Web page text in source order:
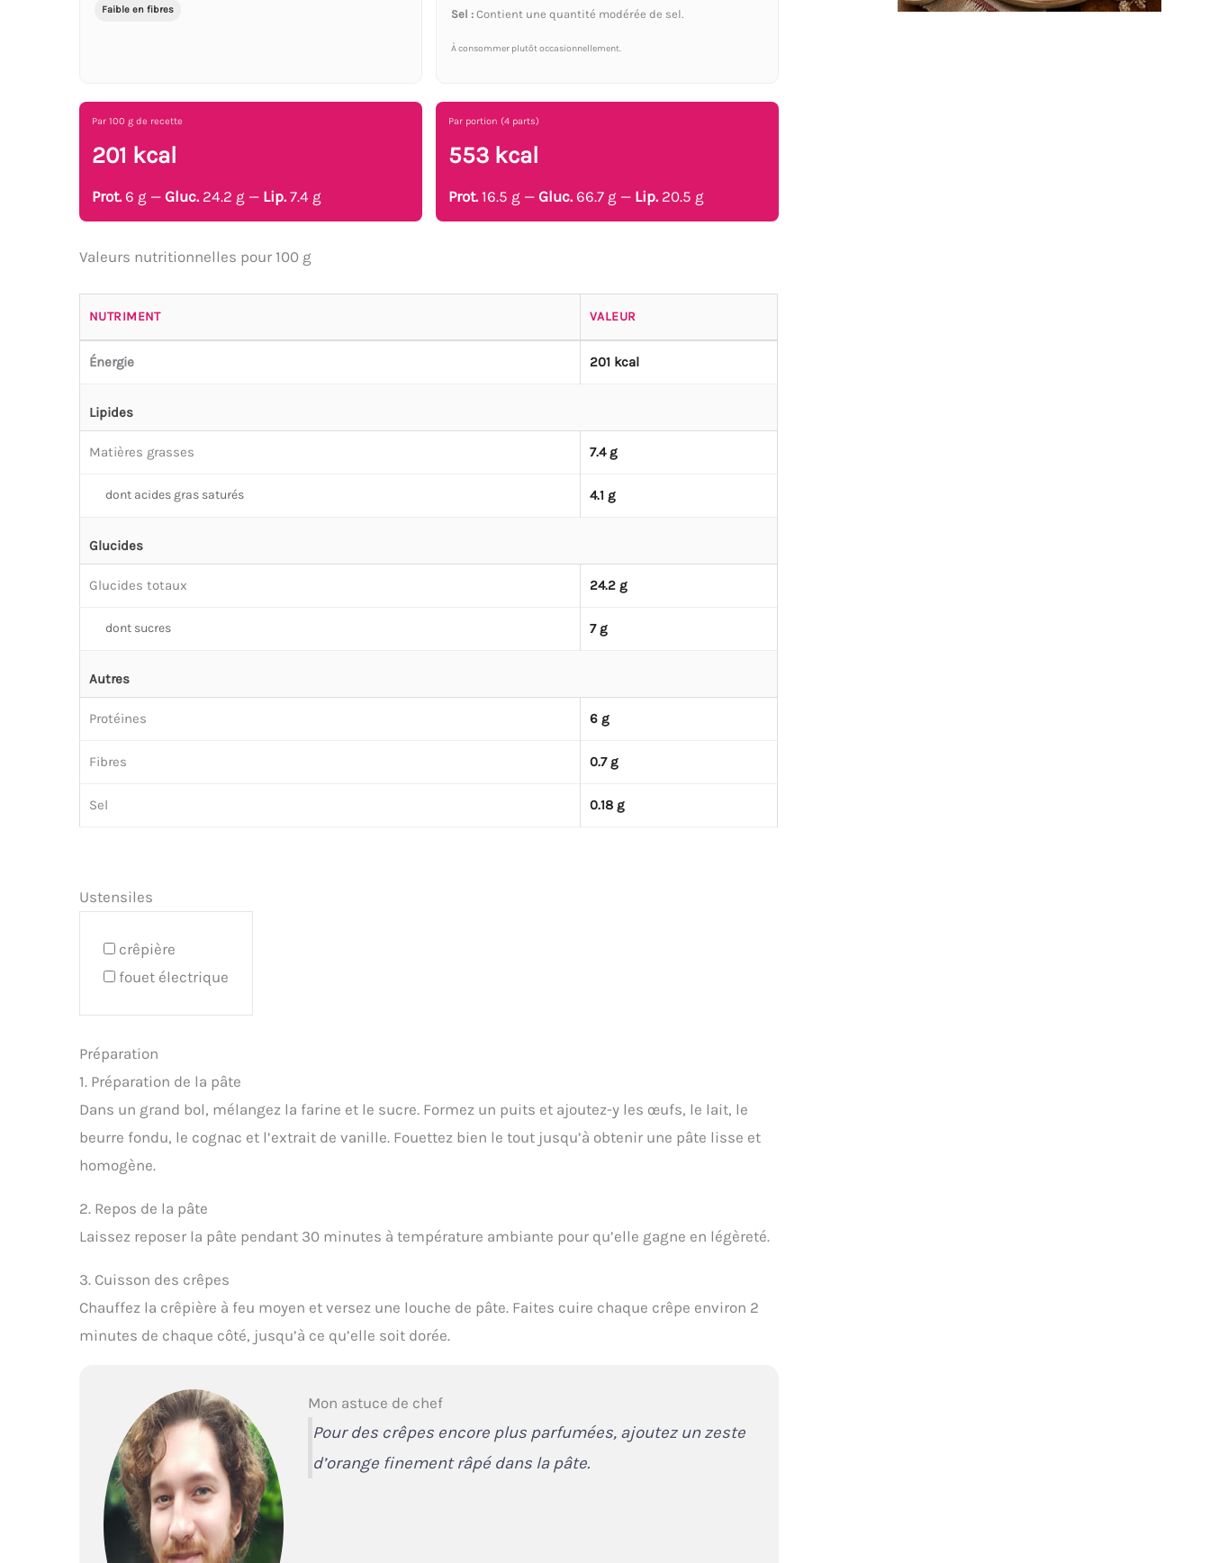
Faible en fibres
Sel : Contient une quantité modérée de sel.
À consommer plutôt occasionnellement.
Par 100 g de recette
201 kcal
Prot.6 g — Gluc.24.2 g — Lip.7.4 g
Par portion (4 parts)
553 kcal
Prot.16.5 g —Gluc.66.7 g — Lip.20.5 g
Valeurs nutritionnelles pour 100 g
NUTRIMENT VALEUR
Énergie 201 kcal
Lipides
Matières grasses 7.4 g
dont acides gras saturés 4.1 g
Glucides
Glucides totaux 24.2 g
dont sucres 7 g
Autres
Protéines 6 g
Fibres 0.7 g
Sel 0.18 g
Ustensiles
crêpière
fouet électrique
Préparation
1. Préparation de la pâte
Dans un grand bol, mélangez la farine et le sucre. Formez un puits et ajoutez-y les œufs, le lait, le
beurre fondu, le cognac et l’extrait de vanille. Fouettez bien le tout jusqu’à obtenir une pâte lisse et
homogène.
2. Repos de la pâte
Laissez reposer la pâte pendant 30 minutes à température ambiante pour qu’elle gagne en légèreté.
3. Cuisson des crêpes
Chauffez la crêpière à feu moyen et versez une louche de pâte. Faites cuire chaque crêpe environ 2
minutes de chaque côté, jusqu’à ce qu’elle soit dorée.
Mon astuce de chef
Pour des crêpes encore plus parfumées, ajoutez un zeste
d’orange finement râpé dans la pâte.